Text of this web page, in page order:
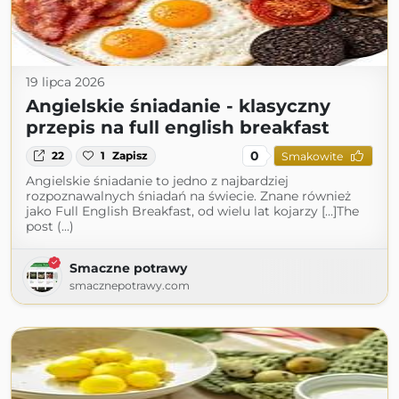
19 lipca 2026
Angielskie śniadanie - klasyczny
przepis na full english breakfast
22 1 Zapisz 0 Smakowite
Angielskie śniadanie to jedno z najbardziej
rozpoznawalnych śniadań na świecie. Znane również
jako Full English Breakfast, od wielu lat kojarzy […]The
post (...)
Smaczne potrawy
smacznepotrawy.com